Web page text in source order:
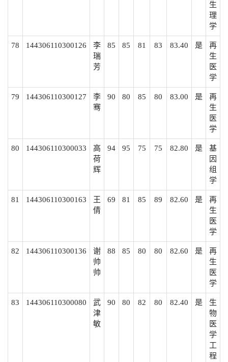
生
理
学
78 144306110300126
李
瑞
芳
85 85 81 83 83.40 是
再
生
医
学
79 144306110300127
李
骞
90 80 85 80 83.00 是
再
生
医
学
80 144306110300033
高
荷
辉
94 95 75 75 82.80 是
基
因
组
学
81 144306110300163
王
倩
69 81 85 89 82.60 是
再
生
医
学
82 144306110300136
谢
帅
帅
88 85 80 80 82.60 是
再
生
医
学
83 144306110300080
武
津
敏
90 80 82 80 82.40 是
生
物
医
学
工
程